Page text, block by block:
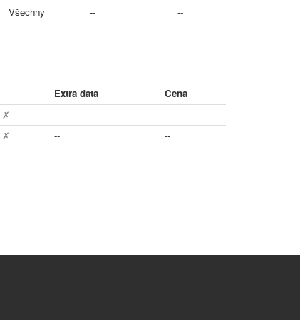
Všechny -- --
Extra data
Cena
✗ --
--
✗ -- --